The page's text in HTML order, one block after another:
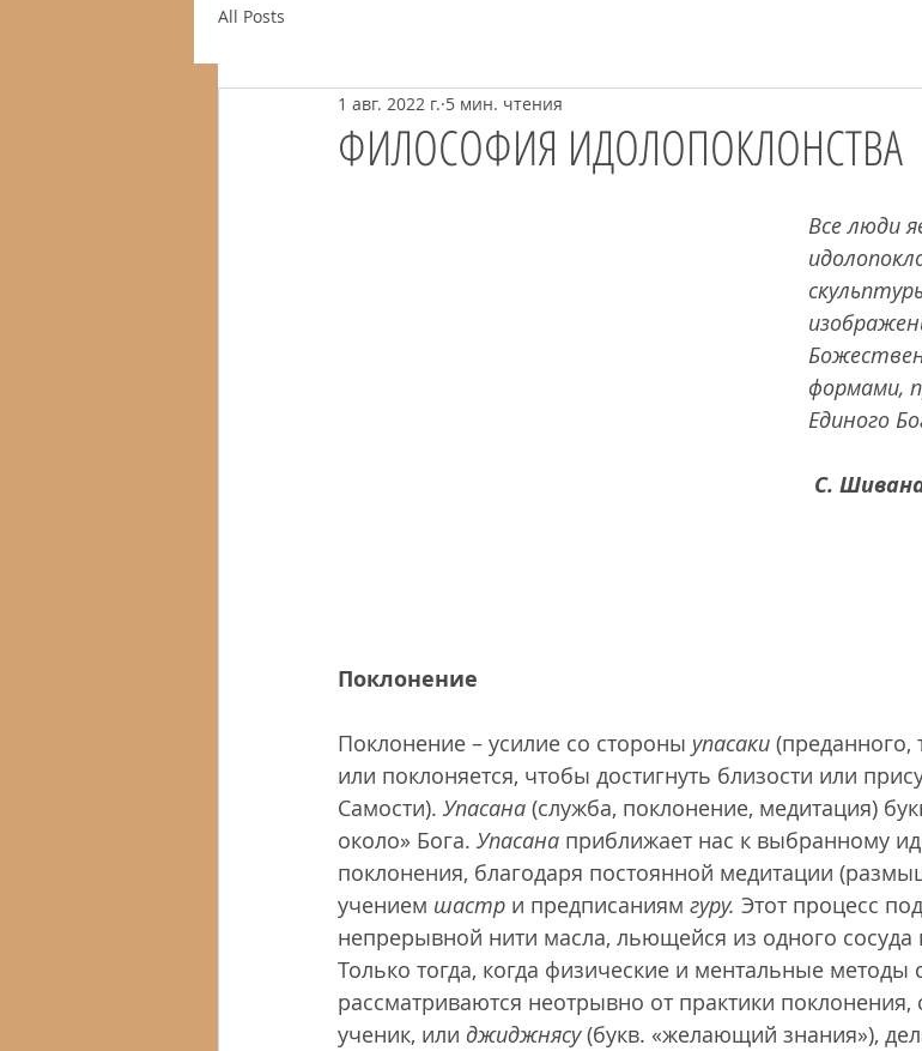
All Posts
ФИЛОСОФИЯ ИДОЛОПОКЛОНСТВА
1 авг. 2022 г. 5 мин. чтения
Все люди
формами,
Единого
С.
Поклонение
Поклонение – усилие со стороны упасаки (преданного,
или поклоняется, чтобы достигнуть близости или
Самости). Упасана (служба, поклонение, медитация)
около» Бога. Упасана приближает нас к выбранному
поклонения, благодаря постоянной медитации
учением шастр и предписаниям гуру. Этот процесс
непрерывной нити масла, льющейся из одного сосуда
Только тогда, когда физические и ментальные методы
рассматриваются неотрывно от практики
ученик, или джиджнясу (букв. «желающий знания»),